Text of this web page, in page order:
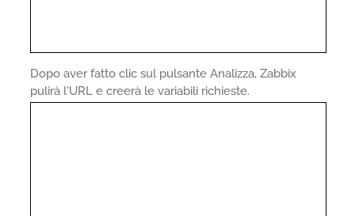
Dopo aver fatto clic sul pulsante Analizza, Zabbix
pulirà l'URL e creerà le variabili richieste.